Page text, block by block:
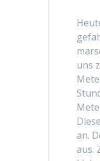
uns
an.
aus.